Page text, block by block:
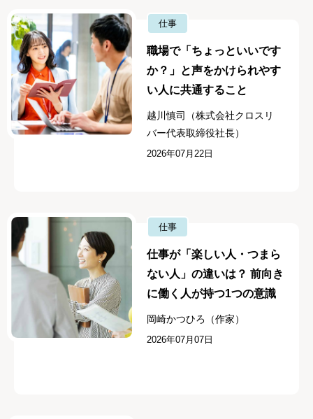
仕事
職場で「ちょっといいです
か？」と声をかけられやす
い人に共通すること
越川慎司（株式会社クロスリ
バー代表取締役社長）
2026年07月22日
仕事
仕事が「楽しい人・つまら
ない人」の違いは？ 前向き
に働く人が持つ1つの意識
岡崎かつひろ（作家）
2026年07月07日